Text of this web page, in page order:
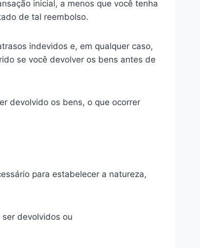
inicial, a menos que você tenha
de tal reembolso.
indevidos e, em qualquer caso,
se você devolver os bens antes de
devolvido os bens, o que ocorrer
para estabelecer a natureza,
devolvidos ou